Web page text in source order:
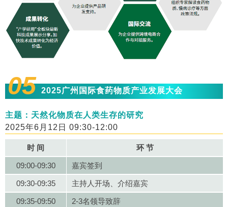
05 2025广州国际食药物质产业发展大会
主题：天然化物质在人类生存的研究
2025年6月12日 09:30-12:00
时 间 环 节
09:00-09:30 嘉宾签到
09:30-09:35 主持人开场、介绍嘉宾
09:35-09:50 2-3名领导致辞